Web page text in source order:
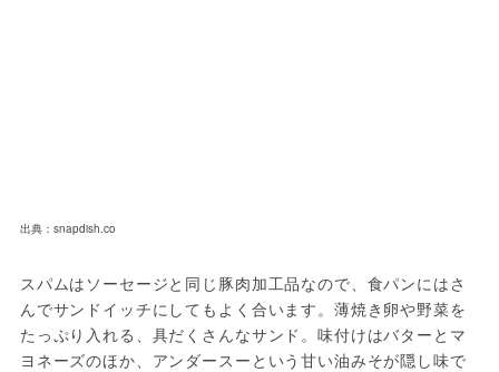
出典：snapdish.co
スパムはソーセージと同じ豚肉加工品なので、食パンにはさ
んでサンドイッチにしてもよく合います。薄焼き卵や野菜を
たっぷり入れる、具だくさんなサンド。味付けはバターとマ
ヨネーズのほか、アンダースーという甘い油みそが隠し味で